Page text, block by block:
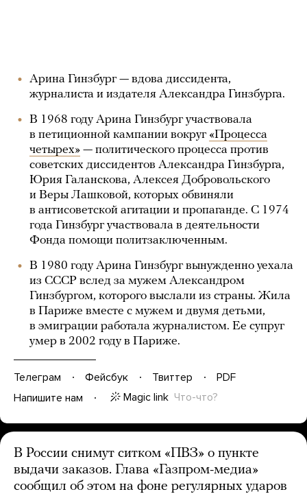
Арина Гинзбург — вдова диссидента,
журналиста и издателя Александра Гинзбурга.
В 1968 году Арина Гинзбург участвовала
в петиционной кампании вокруг «Процесса
четырех» — политического процесса против
советских диссидентов Александра Гинзбурга,
Юрия Галанскова, Алексея Добровольского
и Веры Лашковой, которых обвиняли
в антисоветской агитации и пропаганде. С 1974
года Гинзбург участвовала в деятельности
Фонда помощи политзаключенным.
В 1980 году Арина Гинзбург вынужденно уехала
из СССР вслед за мужем Александром
Гинзбургом, которого выслали из страны. Жила
в Париже вместе с мужем и двумя детьми,
в эмиграции работала журналистом. Ее супруг
умер в 2002 году в Париже.
Телеграм Фейсбук Твиттер
PDF
Напишите нам
Magic link Что-что?
В России снимут ситком «ПВЗ» о пункте
выдачи заказов. Глава «Газпром-медиа»
сообщил об этом на фоне регулярных ударов